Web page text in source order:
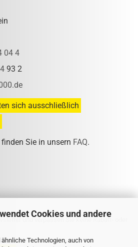
Cookies und andere
Technologien, auch von
04 4
93 2
sich ausschließlich
Sie in unsern FAQ.
und verpassen Sie keine Rabatt- oder